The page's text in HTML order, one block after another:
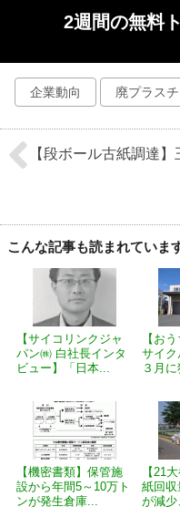
2週間の無料
企業動向 廃プラス
【段ボール古紙調達
こんな記事も読まれていま
【サイコリンクジャ
パン㈱ 白社長インタ
ビュー】「日本...
【お
サイク
３月
【機密書類】保管施
設から年間5～10万ト
ンが発生倉庫...
【21
紙回収
が減